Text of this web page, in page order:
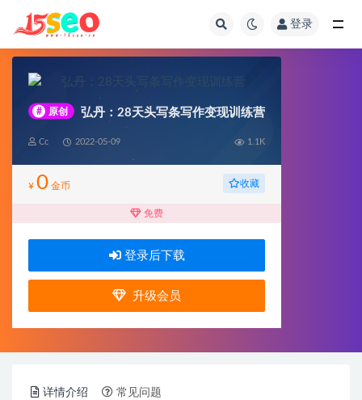
登录
# 原创 弘丹：28天头写条‬写作变现训练营
Cc 2022-05-09 1.1K
¥ 0 金币 收藏
免费
登录后下载
升级会员
详情介绍 常见问题